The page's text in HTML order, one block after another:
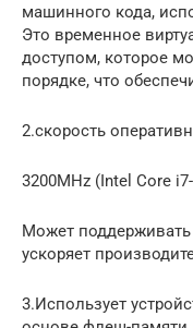
машинного кода,
Это временное
доступом, которое
порядке, что
2.скорость
3200MHz (Intel Core
Может поддерживать
ускоряет
3.Использует